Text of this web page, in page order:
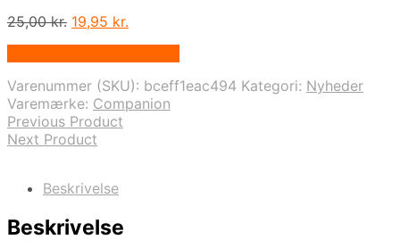
25,00kr. Den
25,00 kr..
19,95 kr.
19,95 kr..
Varenummer (SKU): bceff1eac494 Kategori: Nyheder
Varemærke: Companion
Previous Product
Next Product
Beskrivelse
Beskrivelse